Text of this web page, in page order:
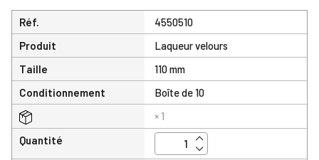
Réf.
4550510
Produit
Laqueur velours
Taille
110 mm
Conditionnement
Boîte de 10
× 1
Quantité